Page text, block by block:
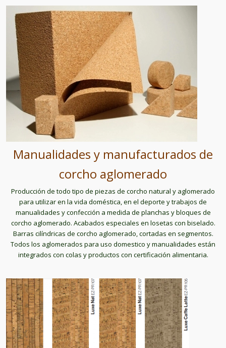
Manualidades y manufacturados de
corcho aglomerado
Producción de todo tipo de piezas de corcho natural y aglomerado
para utilizar en la vida doméstica, en el deporte y trabajos de
manualidades y confección a medida de planchas y bloques de
corcho aglomerado. Acabados especiales en losetas con biselado.
Barras cilíndricas de corcho aglomerado, cortadas en segmentos.
Todos los aglomerados para uso domestico y manualidades están
integrados con colas y productos con certificación alimentaria.